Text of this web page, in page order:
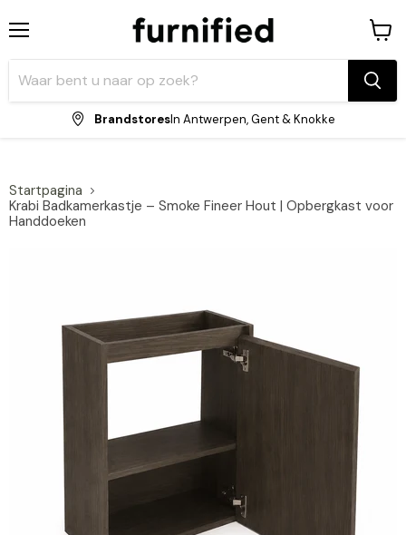
BrandstoresIn Antwerpen, Gent & Knokke
Startpagina
Krabi Badkamerkastje – Smoke Fineer Hout | Opbergkast voor
Handdoeken